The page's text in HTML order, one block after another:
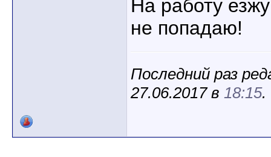
На работу
не попадаю!
Последний раз
27.06.2017 в 18:15.